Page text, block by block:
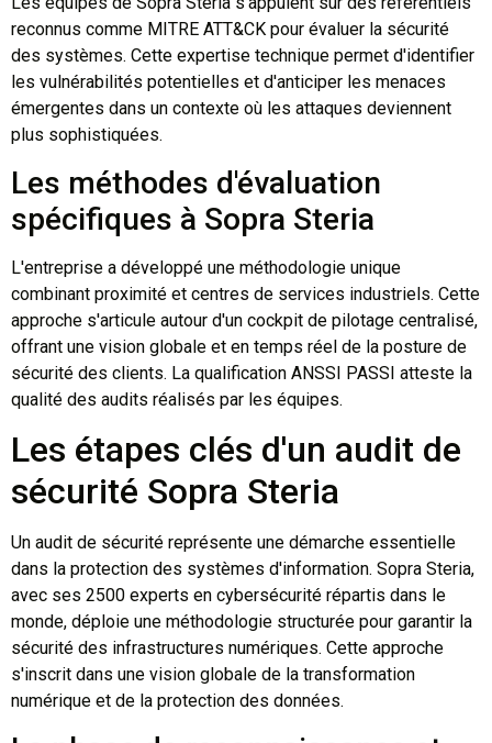
reconnus comme MITRE ATT&CK pour évaluer la sécurité
des systèmes. Cette expertise technique permet d'identifier
les vulnérabilités potentielles et d'anticiper les menaces
émergentes dans un contexte où les attaques deviennent
plus sophistiquées.
Les méthodes d'évaluation
spécifiques à Sopra Steria
L'entreprise a développé une méthodologie unique
combinant proximité et centres de services industriels. Cette
approche s'articule autour d'un cockpit de pilotage centralisé,
offrant une vision globale et en temps réel de la posture de
sécurité des clients. La qualification ANSSI PASSI atteste la
qualité des audits réalisés par les équipes.
Les étapes clés d'un audit de
sécurité Sopra Steria
Un audit de sécurité représente une démarche essentielle
dans la protection des systèmes d'information. Sopra Steria,
avec ses 2500 experts en cybersécurité répartis dans le
monde, déploie une méthodologie structurée pour garantir la
sécurité des infrastructures numériques. Cette approche
s'inscrit dans une vision globale de la transformation
numérique et de la protection des données.